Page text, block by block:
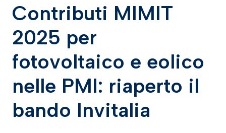
Contributi MIMIT
2025 per
fotovoltaico e eolico
nelle PMI: riaperto il
bando Invitalia